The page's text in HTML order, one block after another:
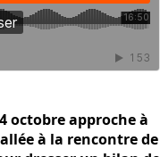
octobre approche à
à la rencontre de